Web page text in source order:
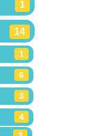
1
14
1
6
3
4